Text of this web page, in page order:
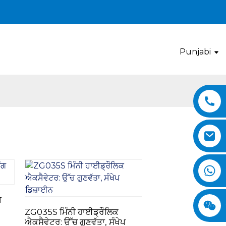
Punjabi
ZG035S ਮਿੰਨੀ ਹਾਈਡ੍ਰੌਲਿਕ
ਐਕਸੈਵੇਟਰ: ਉੱਚ ਗੁਣਵੱਤਾ, ਸੰਖੇਪ